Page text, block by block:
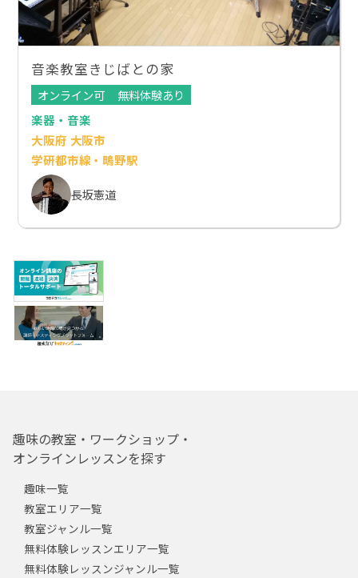
音楽教室きじばとの家
オンライン可
無料体験あり
楽器・音楽
大阪府 大阪市
学研都市線・鴫野駅
長坂憲道
趣味の教室・ワークショップ・
オンラインレッスンを探す
趣味一覧
教室エリア一覧
教室ジャンル一覧
無料体験レッスンエリア一覧
無料体験レッスンジャンル一覧